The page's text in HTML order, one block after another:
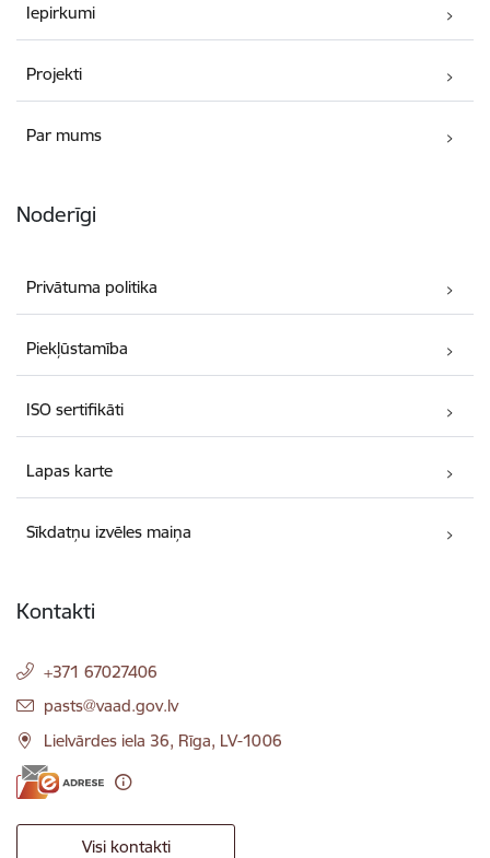
Iepirkumi
Projekti
Par mums
Noderīgi
Privātuma politika
Piekļūstamība
ISO sertifikāti
Lapas karte
Sīkdatņu izvēles maiņa
Kontakti
+371 67027406
E-pasts:
pasts@vaad.gov.lv
Lielvārdes iela 36, Rīga, LV-1006
Visi kontakti